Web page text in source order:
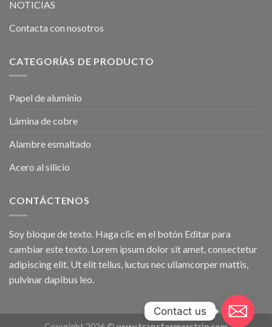
NOTICIAS
Contacta con nosotros
CATEGORÍAS DE PRODUCTO
Papel de aluminio
Lámina de cobre
Alambre esmaltado
Acero al silicio
CONTÁCTENOS
Soy bloque de texto. Haga clic en el botón Editar para
cambiar este texto. Lorem ipsum dolor sit amet, consectetur
adipiscing elit. Ut elit tellus, luctus nec ullamcorper mattis,
pulvinar dapibus leo.
Contact us